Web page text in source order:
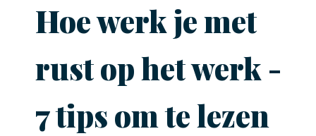
Hoe werk je met
rust op het werk -
7 tips om te lezen